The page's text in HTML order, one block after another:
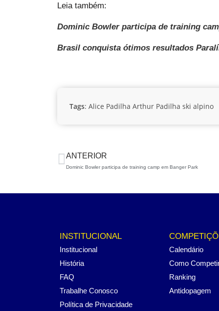
Leia também:
Dominic Bowler participa de training
Brasil conquista ótimos resultados
Tags: Alice Padilha Arthur Padilha ski alpino
ANTERIOR
Dominic Bowler participa de training camp em Banger Park
INSTITUCIONAL
Institucional
História
FAQ
Trabalhe Conosco
Política de Privacidade
Calendário
Como
Ranking
Antidopagem